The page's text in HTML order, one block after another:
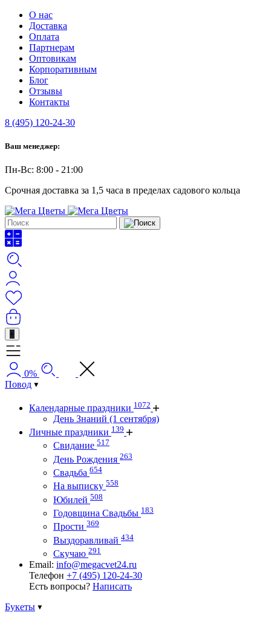
О нас
Доставка
Оплата
Партнерам
Оптовикам
Корпоративным
Блог
Отзывы
Контакты
8 (495) 120-24-30
Ваш менеджер:
Пн-Вс: 8:00 - 21:00
Срочная доставка за 1,5 часа в пределах садового кольца
+
0%
Повод
Календарные праздники 1072
День Знаний (1 сентября)
Личные праздники 139
Свидание 517
День Рождения 263
Свадьба 654
На выписку 558
Юбилей 508
Годовщина Свадьбы 183
Прости 369
Выздоравливай 434
Скучаю 291
Email: info@megacvet24.ru
Телефон +7 (495) 120-24-30
Есть вопросы? Написать
Букеты